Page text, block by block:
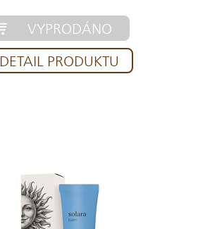
VYPRODÁNO
DETAIL PRODUKTU